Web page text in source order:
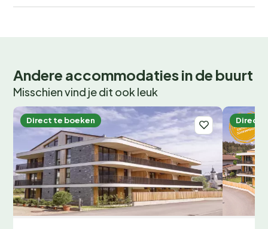
Andere accommodaties in de buurt
Misschien vind je dit ook leuk
Direct te boeken Direct